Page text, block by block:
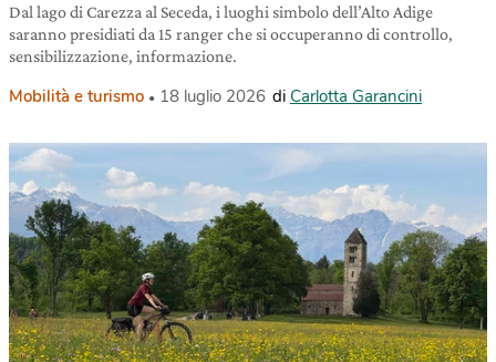
Dal lago di Carezza al Seceda, i luoghi simbolo dell’Alto Adige
saranno presidiati da 15 ranger che si occuperanno di controllo,
sensibilizzazione, informazione.
Mobilità e turismo 18 luglio 2026 di Carlotta Garancini